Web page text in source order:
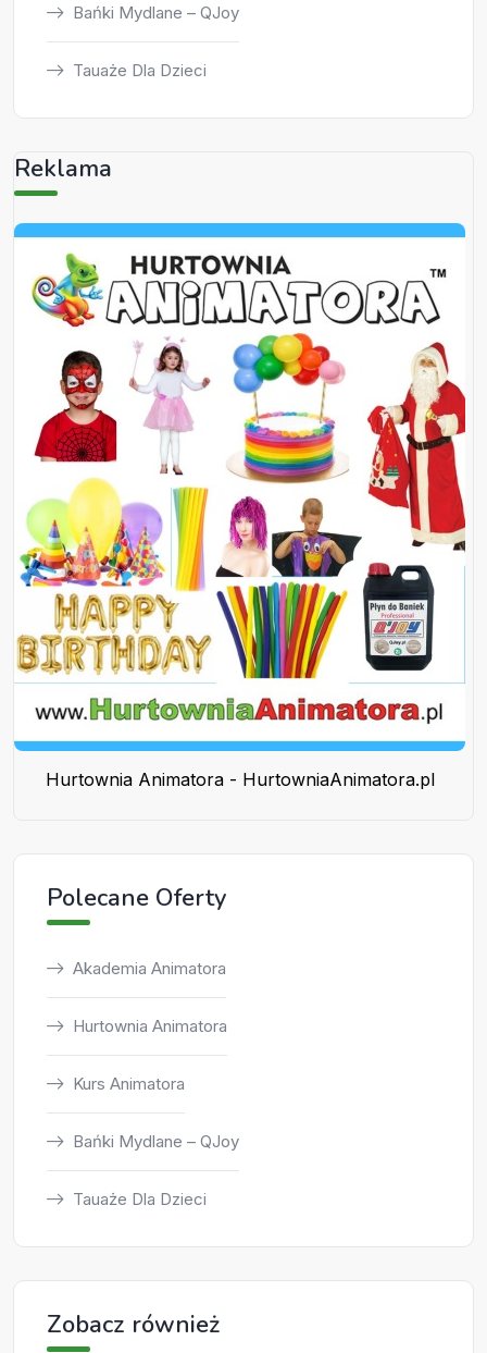
Bańki Mydlane – QJoy
Tauaże Dla Dzieci
Reklama
Hurtownia Animatora - HurtowniaAnimatora.pl
Polecane Oferty
Akademia Animatora
Hurtownia Animatora
Kurs Animatora
Bańki Mydlane – QJoy
Tauaże Dla Dzieci
Zobacz również